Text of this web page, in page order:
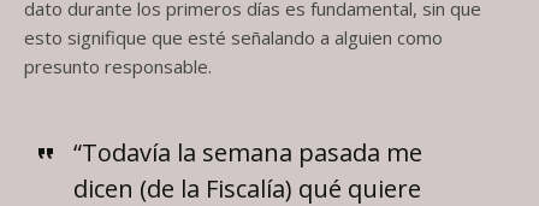
dato durante los primeros días es fundamental, sin que
esto signifique que esté señalando a alguien como
presunto responsable.
“Todavía la semana pasada me
dicen (de la Fiscalía) qué quiere